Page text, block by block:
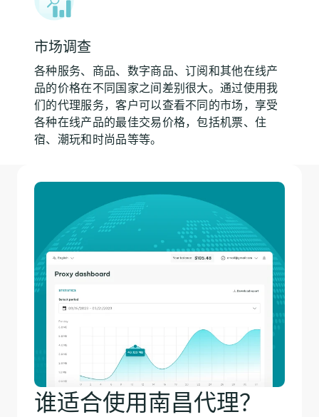
市场调查
各种服务、商品、数字商品、订阅和其他在线产
品的价格在不同国家之间差别很大。通过使用我
们的代理服务，客户可以查看不同的市场，享受
各种在线产品的最佳交易价格，包括机票、住
宿、潮玩和时尚品等等。
谁适合使用南昌代理？